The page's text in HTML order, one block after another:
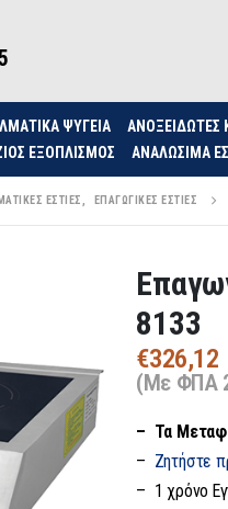
ΨΥΓΕΙΑ ΑΝΟΞΕΊΔΩΤΕΣ
ΕΞΟΠΛΙΣΜΌΣ
ΑΝΑΛΏΣΙΜΑ
ΕΣΤΊΕΣ ΕΠΑΓΩΓΙΚΈΣ ΕΣΤΊΕΣ
8133
€326,12
(Με ΦΠΑ
– Τα
– Ζητήστε
– 1 χρόνο